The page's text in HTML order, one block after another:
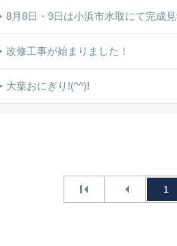
8月8日・9日は小浜市水取にて完成見
改修工事が始まりました！
大葉おにぎり!(^^)!
1